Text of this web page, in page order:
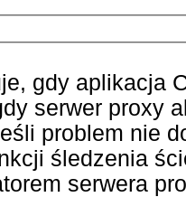
gdy aplikacja
serwer proxy
problem nie
śledzenia
serwera